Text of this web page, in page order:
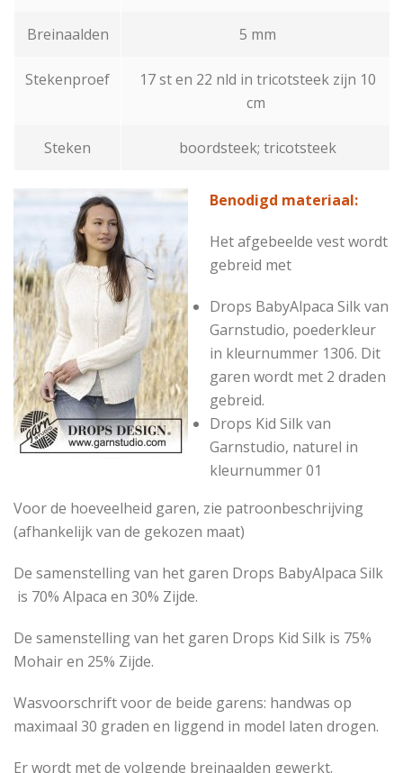
Breinaalden 5 mm
Stekenproef
17 st en 22 nld in tricotsteek zijn 10
cm
Steken boordsteek; tricotsteek
Benodigd materiaal:
Het afgebeelde vest wordt
gebreid met
Drops BabyAlpaca Silk van
Garnstudio, poederkleur
in kleurnummer 1306. Dit
garen wordt met 2 draden
gebreid.
Drops Kid Silk van
Garnstudio, naturel in
kleurnummer 01
Voor de hoeveelheid garen, zie patroonbeschrijving
(afhankelijk van de gekozen maat)
De samenstelling van het garen Drops BabyAlpaca Silk
is 70% Alpaca en 30% Zijde.
De samenstelling van het garen Drops Kid Silk is 75%
Mohair en 25% Zijde.
Wasvoorschrift voor de beide garens: handwas op
maximaal 30 graden en liggend in model laten drogen.
Er wordt met de volgende breinaalden gewerkt.